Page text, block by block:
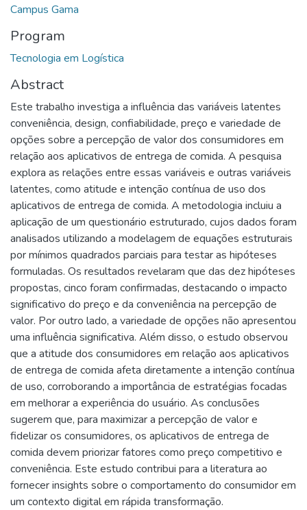
Campus Gama
Program
Tecnologia em Logística
Abstract
Este trabalho investiga a influência das variáveis latentes
conveniência, design, confiabilidade, preço e variedade de
opções sobre a percepção de valor dos consumidores em
relação aos aplicativos de entrega de comida. A pesquisa
explora as relações entre essas variáveis e outras variáveis
latentes, como atitude e intenção contínua de uso dos
aplicativos de entrega de comida. A metodologia incluiu a
aplicação de um questionário estruturado, cujos dados foram
analisados utilizando a modelagem de equações estruturais
por mínimos quadrados parciais para testar as hipóteses
formuladas. Os resultados revelaram que das dez hipóteses
propostas, cinco foram confirmadas, destacando o impacto
significativo do preço e da conveniência na percepção de
valor. Por outro lado, a variedade de opções não apresentou
uma influência significativa. Além disso, o estudo observou
que a atitude dos consumidores em relação aos aplicativos
de entrega de comida afeta diretamente a intenção contínua
de uso, corroborando a importância de estratégias focadas
em melhorar a experiência do usuário. As conclusões
sugerem que, para maximizar a percepção de valor e
fidelizar os consumidores, os aplicativos de entrega de
comida devem priorizar fatores como preço competitivo e
conveniência. Este estudo contribui para a literatura ao
fornecer insights sobre o comportamento do consumidor em
um contexto digital em rápida transformação.